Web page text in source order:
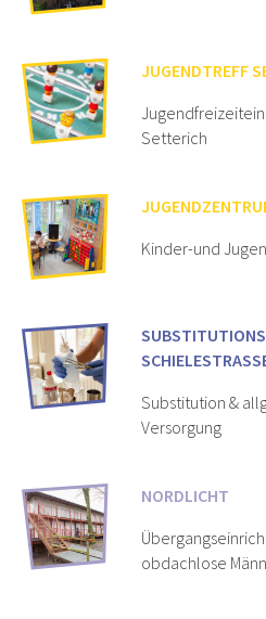
JUGENDTREFF
Setterich
Kinder-und
Substitution &
Versorgung
NORDLICHT
obdachlose